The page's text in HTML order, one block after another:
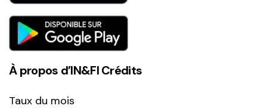
À propos d’IN&FI Crédits
Taux du mois